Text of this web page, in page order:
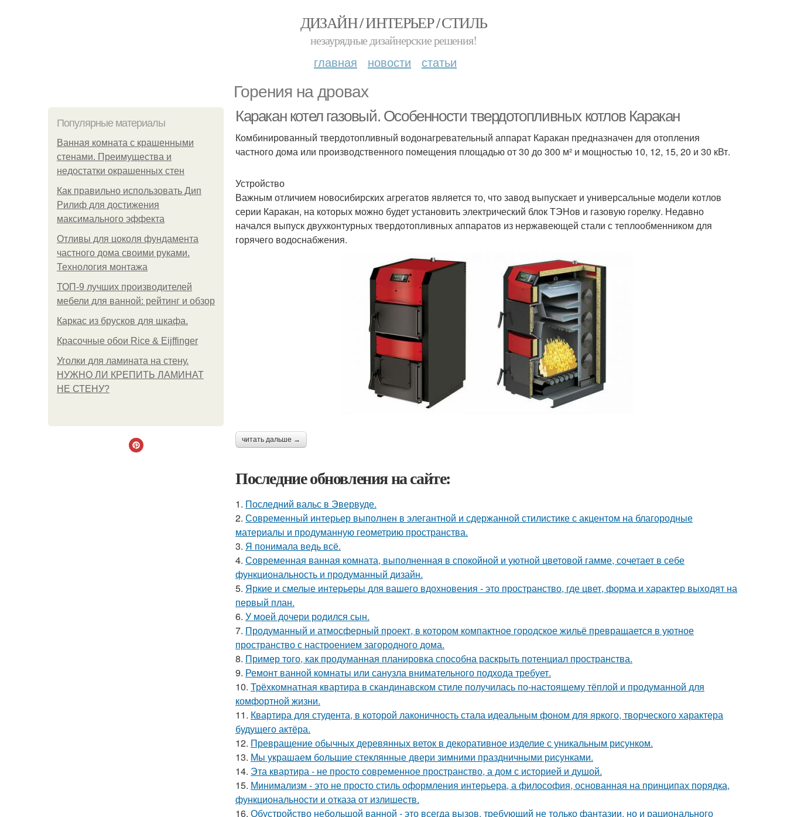
ДИЗАЙН / ИНТЕРЬЕР / СТИЛЬ
незаурядные дизайнерские решения!
главная новости статьи
Горения на дровах
Популярные материалы
Ванная комната с крашенными
стенами. Преимущества и
недостатки окрашенных стен
Как правильно использовать Дип
Рилиф для достижения
максимального эффекта
Отливы для цоколя фундамента
частного дома своими руками.
Технология монтажа
ТОП-9 лучших производителей
мебели для ванной: рейтинг и обзор
Каркас из брусков для шкафа.
Красочные обои Rice & Eijffinger
Уголки для ламината на стену.
НУЖНО ЛИ КРЕПИТЬ ЛАМИНАТ
НЕ СТЕНУ?
Каракан котел газовый. Особенности твердотопливных котлов Каракан
Комбинированный твердотопливный водонагревательный аппарат Каракан предназначен для отопления
частного дома или производственного помещения площадью от 30 до 300 м² и мощностью 10, 12, 15, 20 и 30 кВт.
Устройство
Важным отличием новосибирских агрегатов является то, что завод выпускает и универсальные модели котлов
серии Каракан, на которых можно будет установить электрический блок ТЭНов и газовую горелку. Недавно
начался выпуск двухконтурных твердотопливных аппаратов из нержавеющей стали с теплообменником для
горячего водоснабжения.
читать дальше →
Последние обновления на сайте:
1. Последний вальс в Эвервуде.
2. Современный интерьер выполнен в элегантной и сдержанной стилистике с акцентом на благородные
материалы и продуманную геометрию пространства.
3. Я понимала ведь всё.
4. Современная ванная комната, выполненная в спокойной и уютной цветовой гамме, сочетает в себе
функциональность и продуманный дизайн.
5. Яркие и смелые интерьеры для вашего вдохновения - это пространство, где цвет, форма и характер выходят на
первый план.
6. У моей дочери родился сын.
7. Продуманный и атмосферный проект, в котором компактное городское жильё превращается в уютное
пространство с настроением загородного дома.
8. Пример того, как продуманная планировка способна раскрыть потенциал пространства.
9. Ремонт ванной комнаты или санузла внимательного подхода требует.
10. Трёхкомнатная квартира в скандинавском стиле получилась по-настоящему тёплой и продуманной для
комфортной жизни.
11. Квартира для студента, в которой лаконичность стала идеальным фоном для яркого, творческого характера
будущего актёра.
12. Превращение обычных деревянных веток в декоративное изделие с уникальным рисунком.
13. Мы украшаем большие стеклянные двери зимними праздничными рисунками.
14. Эта квартира - не просто современное пространство, а дом с историей и душой.
15. Минимализм - это не просто стиль оформления интерьера, а философия, основанная на принципах порядка,
функциональности и отказа от излишеств.
16. Обустройство небольшой ванной - это всегда вызов, требующий не только фантазии, но и рационального